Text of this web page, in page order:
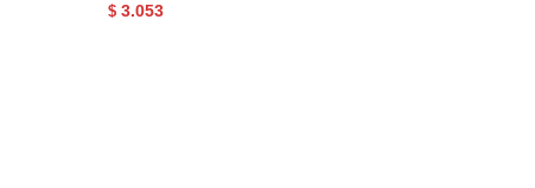
$ 3.053